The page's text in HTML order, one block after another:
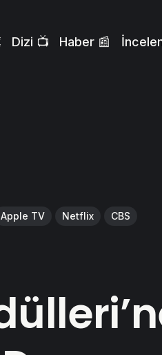
Dizi 📺 Haber 📰
Apple TV Netflix CBS